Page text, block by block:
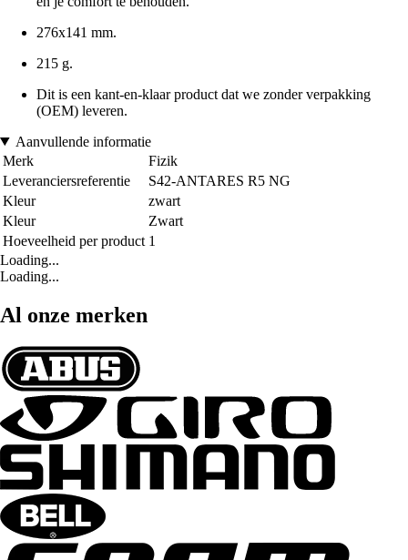
276x141 mm.
215 g.
Dit is een kant-en-klaar product dat we zonder verpakking
(OEM) leveren.
Aanvullende informatie
Merk
Fizik
Leveranciersreferentie
S42-ANTARES R5 NG
Kleur
zwart
Kleur
Zwart
Hoeveelheid per product 1
Loading...
Loading...
Al onze merken